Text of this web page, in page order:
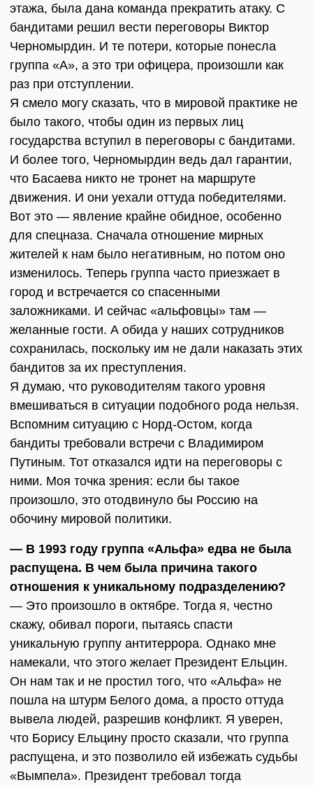
этажа, была дана команда прекратить атаку. С
бандитами решил вести переговоры Виктор
Черномырдин. И те потери, которые понесла
группа «А», а это три офицера, произошли как
раз при отступлении.
Я смело могу сказать, что в мировой практике не
было такого, чтобы один из первых лиц
государства вступил в переговоры с бандитами.
И более того, Черномырдин ведь дал гарантии,
что Басаева никто не тронет на маршруте
движения. И они уехали оттуда победителями.
Вот это — явление крайне обидное, особенно
для спецназа. Сначала отношение мирных
жителей к нам было негативным, но потом оно
изменилось. Теперь группа часто приезжает в
город и встречается со спасенными
заложниками. И сейчас «альфовцы» там —
желанные гости. А обида у наших сотрудников
сохранилась, поскольку им не дали наказать этих
бандитов за их преступления.
Я думаю, что руководителям такого уровня
вмешиваться в ситуации подобного рода нельзя.
Вспомним ситуацию с Норд-Остом, когда
бандиты требовали встречи с Владимиром
Путиным. Тот отказался идти на переговоры с
ними. Моя точка зрения: если бы такое
произошло, это отодвинуло бы Россию на
обочину мировой политики.
— В 1993 году группа «Альфа» едва не была
распущена. В чем была причина такого
отношения к уникальному подразделению?
— Это произошло в октябре. Тогда я, честно
скажу, обивал пороги, пытаясь спасти
уникальную группу антитеррора. Однако мне
намекали, что этого желает Президент Ельцин.
Он нам так и не простил того, что «Альфа» не
пошла на штурм Белого дома, а просто оттуда
вывела людей, разрешив конфликт. Я уверен,
что Борису Ельцину просто сказали, что группа
распущена, и это позволило ей избежать судьбы
«Вымпела». Президент требовал тогда